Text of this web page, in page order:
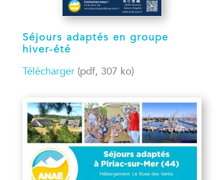
Séjours adaptés en groupe
hiver-été
Télécharger(pdf, 307 ko)